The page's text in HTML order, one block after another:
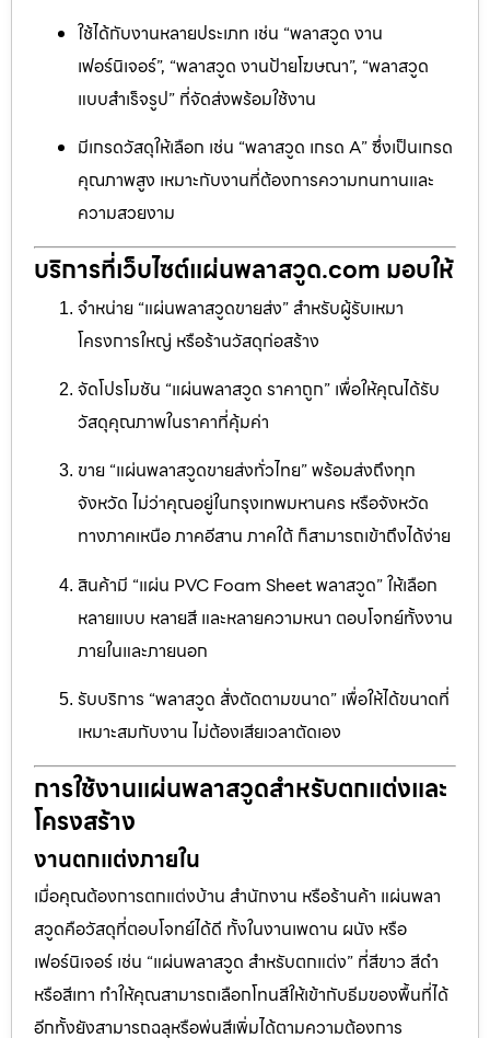
ใช้ได้กับงานหลายประเภท เช่น “พลาสวูด งาน
เฟอร์นิเจอร์”, “พลาสวูด งานป้ายโฆษณา”, “พลาสวูด
แบบสำเร็จรูป” ที่จัดส่งพร้อมใช้งาน
มีเกรดวัสดุให้เลือก เช่น “พลาสวูด เกรด A” ซึ่งเป็นเกรด
คุณภาพสูง เหมาะกับงานที่ต้องการความทนทานและ
ความสวยงาม
บริการที่เว็บไซต์แผ่นพลาสวูด.com มอบให้
จำหน่าย “แผ่นพลาสวูดขายส่ง” สำหรับผู้รับเหมา
โครงการใหญ่ หรือร้านวัสดุก่อสร้าง
จัดโปรโมชัน “แผ่นพลาสวูด ราคาถูก” เพื่อให้คุณได้รับ
วัสดุคุณภาพในราคาที่คุ้มค่า
ขาย “แผ่นพลาสวูดขายส่งทั่วไทย” พร้อมส่งถึงทุก
จังหวัด ไม่ว่าคุณอยู่ในกรุงเทพมหานคร หรือจังหวัด
ทางภาคเหนือ ภาคอีสาน ภาคใต้ ก็สามารถเข้าถึงได้ง่าย
สินค้ามี “แผ่น PVC Foam Sheet พลาสวูด” ให้เลือก
หลายแบบ หลายสี และหลายความหนา ตอบโจทย์ทั้งงาน
ภายในและภายนอก
รับบริการ “พลาสวูด สั่งตัดตามขนาด” เพื่อให้ได้ขนาดที่
เหมาะสมกับงาน ไม่ต้องเสียเวลาตัดเอง
การใช้งานแผ่นพลาสวูดสำหรับตกแต่งและ
โครงสร้าง
งานตกแต่งภายใน
เมื่อคุณต้องการตกแต่งบ้าน สำนักงาน หรือร้านค้า แผ่นพลา
สวูดคือวัสดุที่ตอบโจทย์ได้ดี ทั้งในงานเพดาน ผนัง หรือ
เฟอร์นิเจอร์ เช่น “แผ่นพลาสวูด สำหรับตกแต่ง” ที่สีขาว สีดำ
หรือสีเทา ทำให้คุณสามารถเลือกโทนสีให้เข้ากับธีมของพื้นที่ได้
อีกทั้งยังสามารถฉลุหรือพ่นสีเพิ่มได้ตามความต้องการ